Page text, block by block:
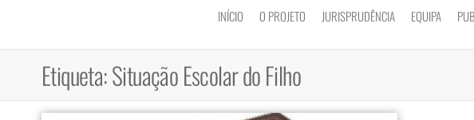
INÍCIO O PROJETO JURISPRUDÊNCIA EQUIPA
Etiqueta:Situação Escolar do Filho